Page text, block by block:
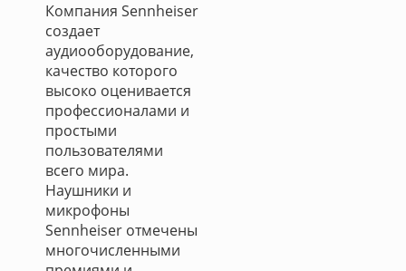
Компания Sennheiser
создает
аудиооборудование,
качество которого
высоко оценивается
профессионалами и
простыми
пользователями
всего мира.
Наушники и
микрофоны
Sennheiser отмечены
многочисленными